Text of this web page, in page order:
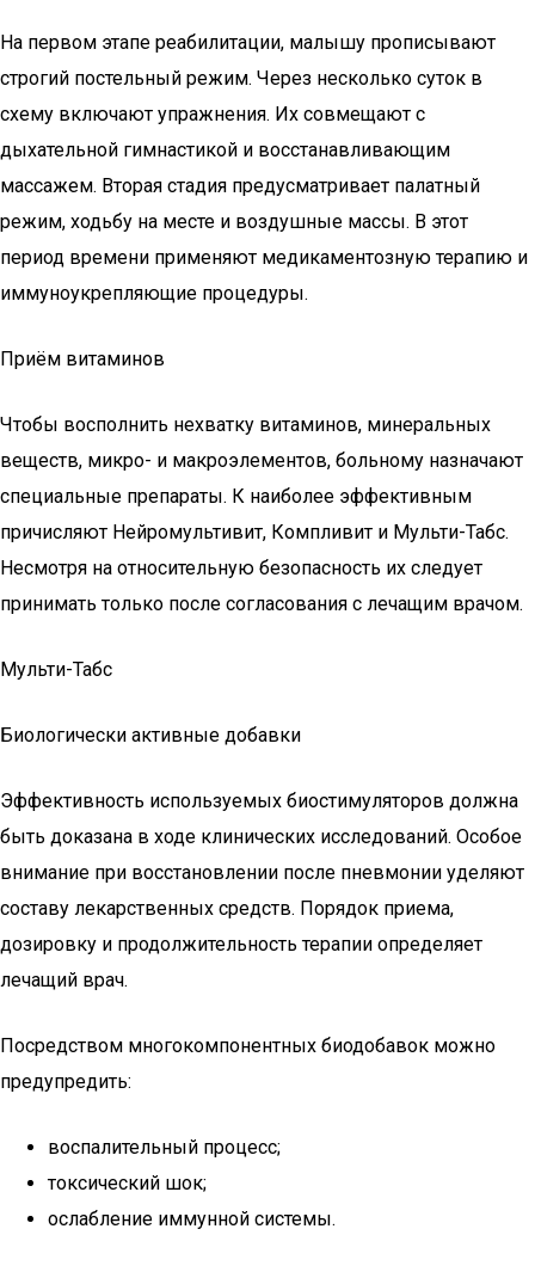
На первом этапе реабилитации, малышу прописывают
строгий постельный режим. Через несколько суток в
схему включают упражнения. Их совмещают с
дыхательной гимнастикой и восстанавливающим
массажем. Вторая стадия предусматривает палатный
режим, ходьбу на месте и воздушные массы. В этот
период времени применяют медикаментозную терапию и
иммуноукрепляющие процедуры.
Приём витаминов
Чтобы восполнить нехватку витаминов, минеральных
веществ, микро- и макроэлементов, больному назначают
специальные препараты. К наиболее эффективным
причисляют Нейромультивит, Компливит и Мульти-Табс.
Несмотря на относительную безопасность их следует
принимать только после согласования с лечащим врачом.
Мульти-Табс
Биологически активные добавки
Эффективность используемых биостимуляторов должна
быть доказана в ходе клинических исследований. Особое
внимание при восстановлении после пневмонии уделяют
составу лекарственных средств. Порядок приема,
дозировку и продолжительность терапии определяет
лечащий врач.
Посредством многокомпонентных биодобавок можно
предупредить:
воспалительный процесс;
токсический шок;
ослабление иммунной системы.